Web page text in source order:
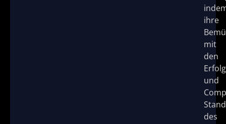
ihre
mit
den
und
des